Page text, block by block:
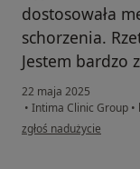
dostosowała
schorzenia.
Jestem bardzo
22 maja 2025
• Intima Clinic Group •
w opinii użytkownika
zgłoś nadużycie